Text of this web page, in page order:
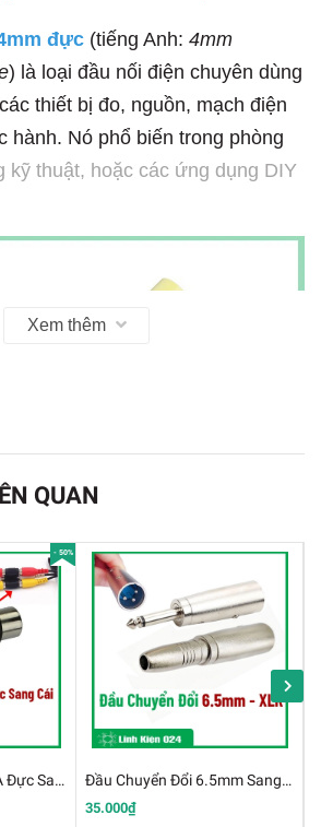
đực (tiếng Anh: 4mm
) là loại đầu nối điện chuyên dùng
thiết bị đo, nguồn, mạch điện
hành. Nó phổ biến trong phòng
kỹ thuật, hoặc các ứng dụng DIY
Chuối 4mm Đực Giá Hạt Rẻ
Xem thêm
QUAN
- 50%
Jack Chuyển Đổi RCA Đực Sang Cái Đầu Nối AV Đầu Chuyển Đổi 6.5mm Sang Đầu Âm Thanh XLR Canon
35.000₫